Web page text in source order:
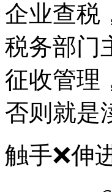
企业查税
税务部门
征收管理
否则就是
触手❌